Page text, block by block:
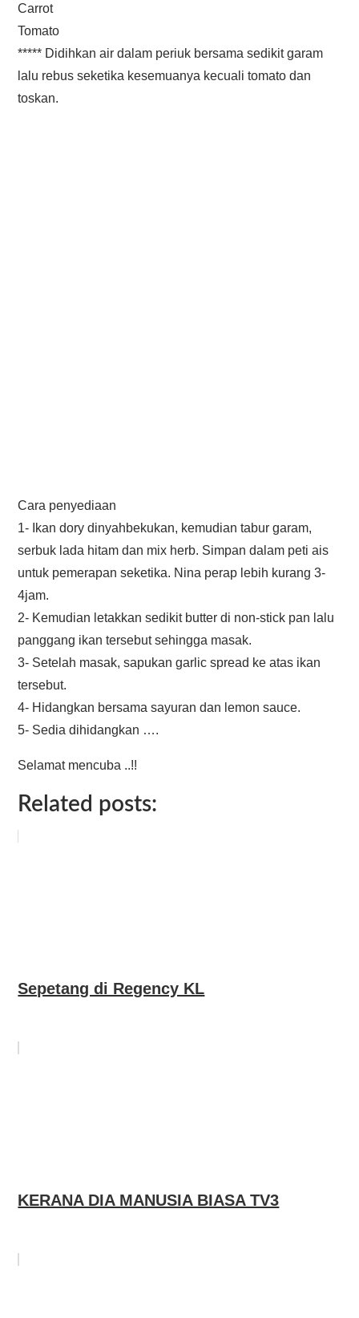
Carrot
Tomato
***** Didihkan air dalam periuk bersama sedikit garam
lalu rebus seketika kesemuanya kecuali tomato dan
toskan.
Cara penyediaan
1- Ikan dory dinyahbekukan, kemudian tabur garam,
serbuk lada hitam dan mix herb. Simpan dalam peti ais
untuk pemerapan seketika. Nina perap lebih kurang 3-
4jam.
2- Kemudian letakkan sedikit butter di non-stick pan lalu
panggang ikan tersebut sehingga masak.
3- Setelah masak, sapukan garlic spread ke atas ikan
tersebut.
4- Hidangkan bersama sayuran dan lemon sauce.
5- Sedia dihidangkan ….
Selamat mencuba ..!!
Related posts:
Sepetang di Regency KL
KERANA DIA MANUSIA BIASA TV3